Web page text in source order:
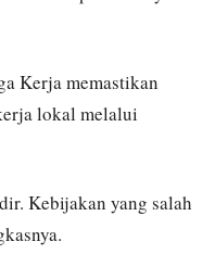
Kerja memastikan
lokal melalui
Kebijakan yang salah